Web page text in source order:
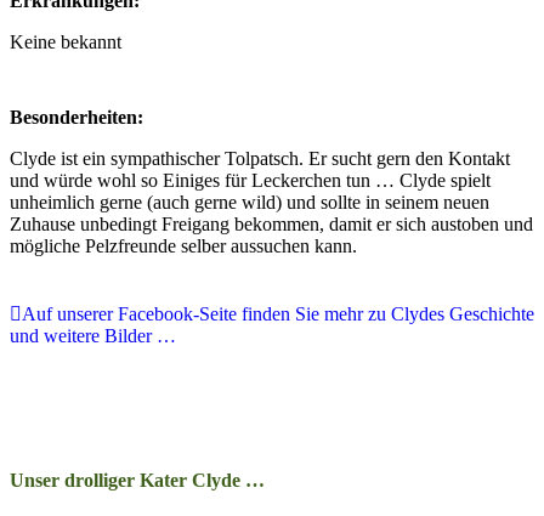
Keine bekannt
Besonderheiten:
Clyde ist ein sympathischer Tolpatsch. Er sucht gern den Kontakt
und würde wohl so Einiges für Leckerchen tun … Clyde spielt
unheimlich gerne (auch gerne wild) und sollte in seinem neuen
Zuhause unbedingt Freigang bekommen, damit er sich austoben und
mögliche Pelzfreunde selber aussuchen kann.
Auf unserer Facebook-Seite finden Sie mehr zu Clydes Geschichte
und weitere Bilder …
Unser drolliger Kater Clyde …